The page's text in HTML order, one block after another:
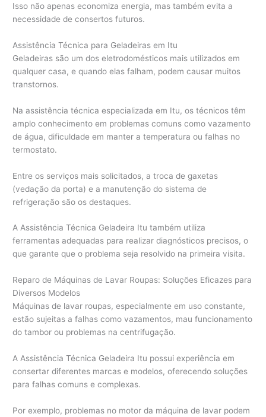
Isso não apenas economiza energia, mas também evita a
necessidade de consertos futuros.
Assistência Técnica para Geladeiras em Itu
Geladeiras são um dos eletrodomésticos mais utilizados em
qualquer casa, e quando elas falham, podem causar muitos
transtornos.
Na assistência técnica especializada em Itu, os técnicos têm
amplo conhecimento em problemas comuns como vazamento
de água, dificuldade em manter a temperatura ou falhas no
termostato.
Entre os serviços mais solicitados, a troca de gaxetas
(vedação da porta) e a manutenção do sistema de
refrigeração são os destaques.
A Assistência Técnica Geladeira Itu também utiliza
ferramentas adequadas para realizar diagnósticos precisos, o
que garante que o problema seja resolvido na primeira visita.
Reparo de Máquinas de Lavar Roupas: Soluções Eficazes para
Diversos Modelos
Máquinas de lavar roupas, especialmente em uso constante,
estão sujeitas a falhas como vazamentos, mau funcionamento
do tambor ou problemas na centrifugação.
A Assistência Técnica Geladeira Itu possui experiência em
consertar diferentes marcas e modelos, oferecendo soluções
para falhas comuns e complexas.
Por exemplo, problemas no motor da máquina de lavar podem